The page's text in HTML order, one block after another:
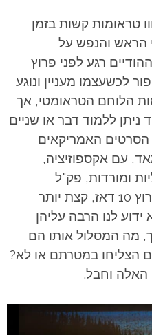
טראומות קשות בזמן
הראש והנפש על
רגע לפני פרוץ
ענן ב-2012. הסיפור לכשעצמו מעניין ונוגע
הלוחם הטראומטי, אך
ניתן ללמוד דבר או שניים
הסרטים האמריקאים
עם אקספוזיציה,
ומורדות, פק"ל
הימלאיה, שנעשה בהפקת ערוץ 10 דאז, קצת יותר
לנו הרבה עליהן
מה המסלול אותו הם
הצליחו במטרתם או לא?
וחבל.